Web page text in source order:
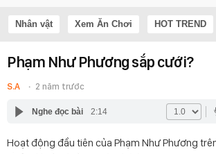
Nhân vật Xem Ăn Chơi HOT TREND
Phạm Như Phương sắp cưới?
S.A 2 năm trước
Nghe đọc bài 2:14
Hoạt động đầu tiên của Phạm Như Phương